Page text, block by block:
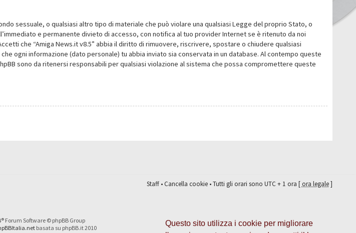
Questo sito utilizza i cookie per migliorare
sessuale, o qualsiasi altro tipo di materiale che può violare una qualsiasi Legge del proprio Stato, o
e permanente divieto di accesso, con notifica al tuo provider Internet se è ritenuto da noi
che “Amiga News.it v8.5” abbia il diritto di rimuovere, riscrivere, spostare o chiudere qualsiasi
ogni informazione (dato personale) tu abbia inviato sia conservata in un database. Al contempo queste
sono da ritenersi responsabili per qualsiasi violazione al sistema che possa compromettere queste
Staff•Cancella cookie• Tutti gli orari sono UTC + 1 ora [ora legale]
® Forum Software © phpBB Group
basata su phpBB.it 2010